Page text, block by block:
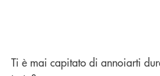
Ti è mai capitato di annoiarti